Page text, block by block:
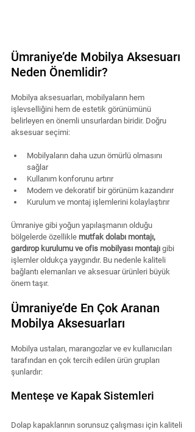
Ümraniye’de Mobilya Aksesuarı
Neden Önemlidir?
Mobilya aksesuarları, mobilyaların hem
işlevselliğini hem de estetik görünümünü
belirleyen en önemli unsurlardan biridir. Doğru
aksesuar seçimi:
Mobilyaların daha uzun ömürlü olmasını
sağlar
Kullanım konforunu artırır
Modern ve dekoratif bir görünüm kazandırır
Kurulum ve montaj işlemlerini kolaylaştırır
Ümraniye gibi yoğun yapılaşmanın olduğu
bölgelerde özellikle mutfak dolabı montajı,
gardırop kurulumu ve ofis mobilyası montajı gibi
işlemler oldukça yaygındır. Bu nedenle kaliteli
bağlantı elemanları ve aksesuar ürünleri büyük
önem taşır.
Ümraniye’de En Çok Aranan
Mobilya Aksesuarları
Mobilya ustaları, marangozlar ve ev kullanıcıları
tarafından en çok tercih edilen ürün grupları
şunlardır:
Menteşe ve Kapak Sistemleri
Dolap kapaklarının sorunsuz çalışması için kaliteli